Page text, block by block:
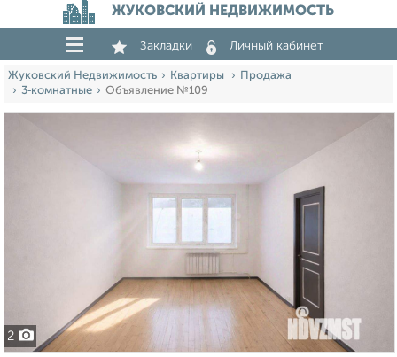
ЖУКОВСКИЙ НЕДВИЖИМОСТЬ
Закладки Личный кабинет
Жуковский Недвижимость Квартиры
Продажа
3‑комнатные
Объявление №109
2